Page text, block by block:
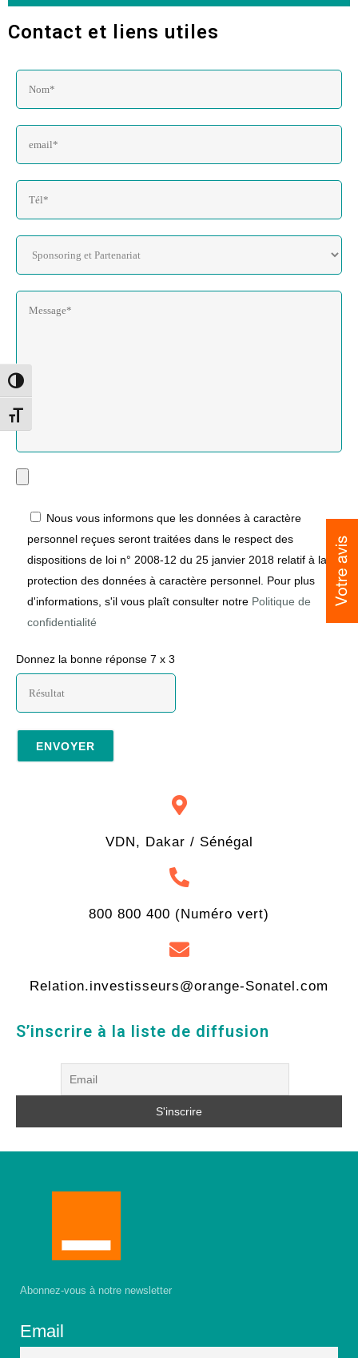
Toggle High Contrast
Toggle Font size
Contact et liens utiles
Nous vous informons que les données à caractère
personnel reçues seront traitées dans le respect des
dispositions de loi n° 2008-12 du 25 janvier 2018 relatif à la
protection des données à caractère personnel. Pour plus
d'informations, s'il vous plaît consulter notre Politique de
confidentialité
Donnez la bonne réponse 7 x 3
VDN, Dakar / Sénégal
800 800 400 (Numéro vert)
Relation.investisseurs@orange-Sonatel.com
S’inscrire à la liste de diffusion
Abonnez-vous à notre newsletter
Email